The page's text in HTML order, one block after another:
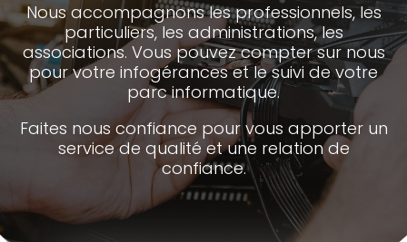
Nous accompagnons les professionnels, les
particuliers, les administrations, les
associations. Vous pouvez compter sur nous
pour votre infogérances et le suivi de votre
parc informatique.
Faites nous confiance pour vous apporter un
service de qualité et une relation de
confiance.